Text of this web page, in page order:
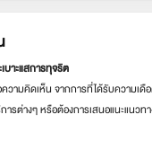
บาะแสการทุจริต
วามคิดเห็น จากการที่ได้รับความ
ารต่างๆ หรือต้องการเสนอแนะแน